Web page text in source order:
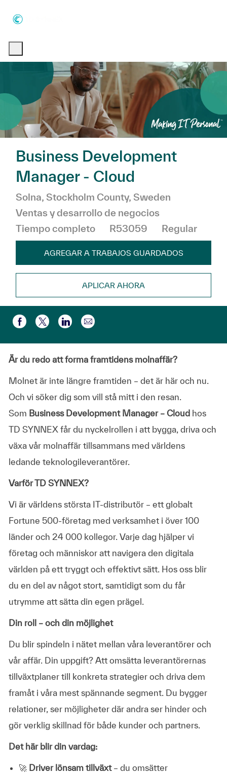
Business Development
Manager - Cloud
Ubicación
Solna, Stockholm County, Sweden
Ventas y desarrollo de negocios
Tiempo completo
R53059 Regular
AGREGAR A TRABAJOS GUARDADOS
APLICAR AHORA
Compartir a través de Facebook
Compartir a través de twitter
Compartir a través de LinkedIn
Compartir por correo
Är du redo att forma framtidens molnaffär?
Molnet är inte längre framtiden – det är här och nu.
Och vi söker dig som vill stå mitt i den resan.
Som Business Development Manager – Cloud hos
TD SYNNEX får du nyckelrollen i att bygga, driva och
växa vår molnaffär tillsammans med världens
ledande teknologileverantörer.
Varför TD SYNNEX?
Vi är världens största IT-distributör – ett globalt
Fortune 500-företag med verksamhet i över 100
länder och 24 000 kollegor. Varje dag hjälper vi
företag och människor att navigera den digitala
världen på ett tryggt och effektivt sätt. Hos oss blir
du en del av något stort, samtidigt som du får
utrymme att sätta din egen prägel.
Din roll – och din möjlighet
Du blir spindeln i nätet mellan våra leverantörer och
vår affär. Din uppgift? Att omsätta leverantörernas
tillväxtplaner till konkreta strategier och driva dem
framåt i våra mest spännande segment. Du bygger
relationer, ser möjligheter där andra ser hinder och
gör verklig skillnad för både kunder och partners.
Det här blir din vardag:
🚀 Driver lönsam tillväxt – du omsätter